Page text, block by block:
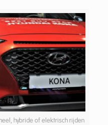
hybride of elektrisch rijden